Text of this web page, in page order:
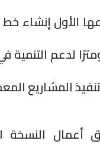
الأول إنشاء خط
كيلومترًا لدعم
المشاريع
أعمال